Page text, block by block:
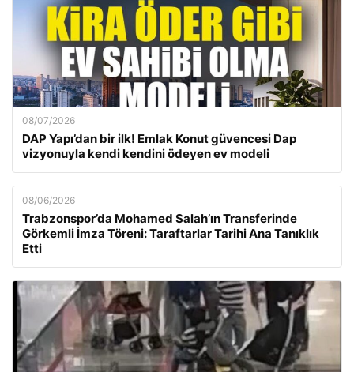
08/07/2026
DAP Yapı’dan bir ilk! Emlak Konut güvencesi Dap
vizyonuyla kendi kendini ödeyen ev modeli
08/06/2026
Trabzonspor’da Mohamed Salah’ın Transferinde
Görkemli İmza Töreni: Taraftarlar Tarihi Ana Tanıklık
Etti